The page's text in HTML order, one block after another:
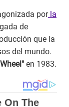
porla
de
que la
del mundo.
en 1983.